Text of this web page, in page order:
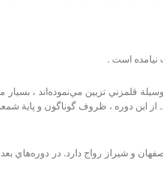
نيامده‌ است‌ .
قلمزني‌ تزيين‌ مي‌نموده‌اند ،
دوره‌ ، ظروف‌ گوناگون‌ و پاية‌
و شيراز رواج‌ دارد. در دوره‌هاي‌